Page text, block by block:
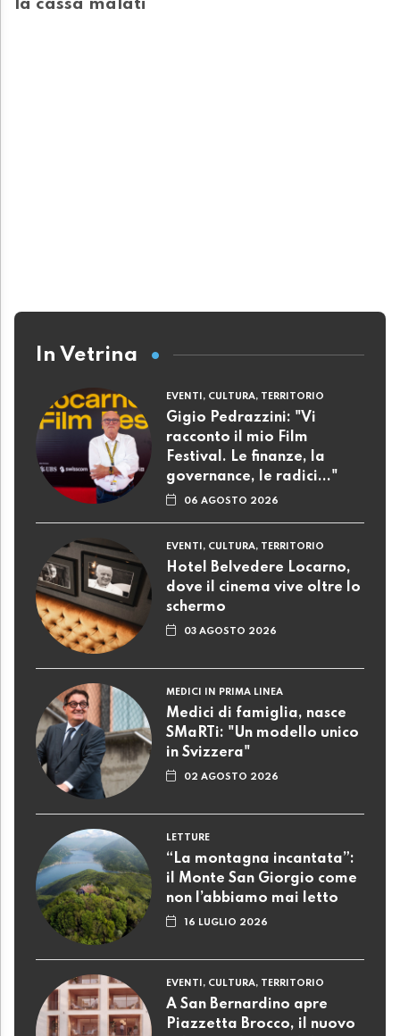
la cassa malati
In Vetrina
EVENTI, CULTURA, TERRITORIO
Gigio Pedrazzini: "Vi
racconto il mio Film
Festival. Le finanze, la
governance, le radici..."
06 AGOSTO 2026
EVENTI, CULTURA, TERRITORIO
Hotel Belvedere Locarno,
dove il cinema vive oltre lo
schermo
03 AGOSTO 2026
MEDICI IN PRIMA LINEA
Medici di famiglia, nasce
SMaRTi: "Un modello unico
in Svizzera"
02 AGOSTO 2026
LETTURE
“La montagna incantata”:
il Monte San Giorgio come
non l’abbiamo mai letto
16 LUGLIO 2026
EVENTI, CULTURA, TERRITORIO
A San Bernardino apre
Piazzetta Brocco, il nuovo